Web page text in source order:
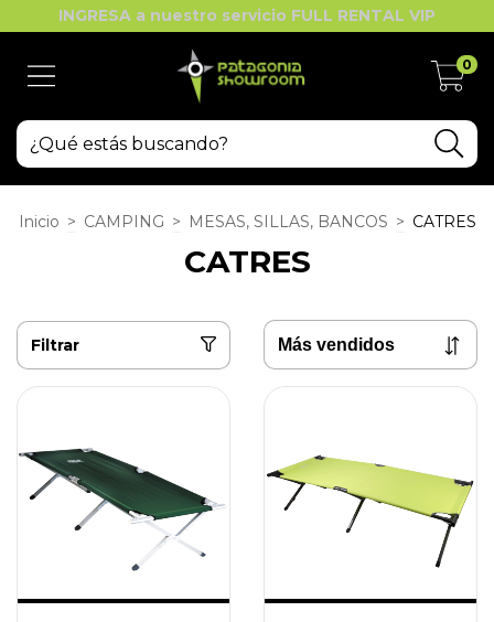
INGRESA a nuestro servicio FULL RENTAL VIP
0
Inicio > CAMPING > MESAS, SILLAS, BANCOS > CATRES
CATRES
Filtrar